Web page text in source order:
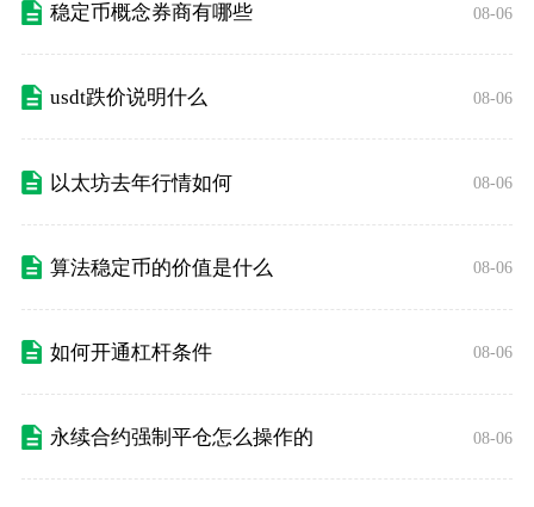
稳定币概念券商有哪些 08-06
usdt跌价说明什么 08-06
以太坊去年行情如何 08-06
算法稳定币的价值是什么 08-06
如何开通杠杆条件 08-06
永续合约强制平仓怎么操作的 08-06